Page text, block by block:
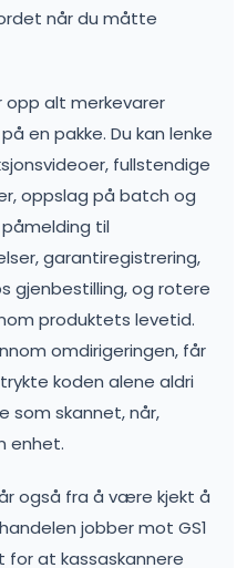
når du måtte
opp alt merkevarer
en pakke. Du kan lenke
fullstendige
oppslag på batch og
til
garantiregistrering,
gjenbestilling, og rotere
produktets levetid.
omdirigeringen, får
koden alene aldri
som skannet, når,
enhet.
også fra å være kjekt å
jobber mot GS1
for at kassaskannere